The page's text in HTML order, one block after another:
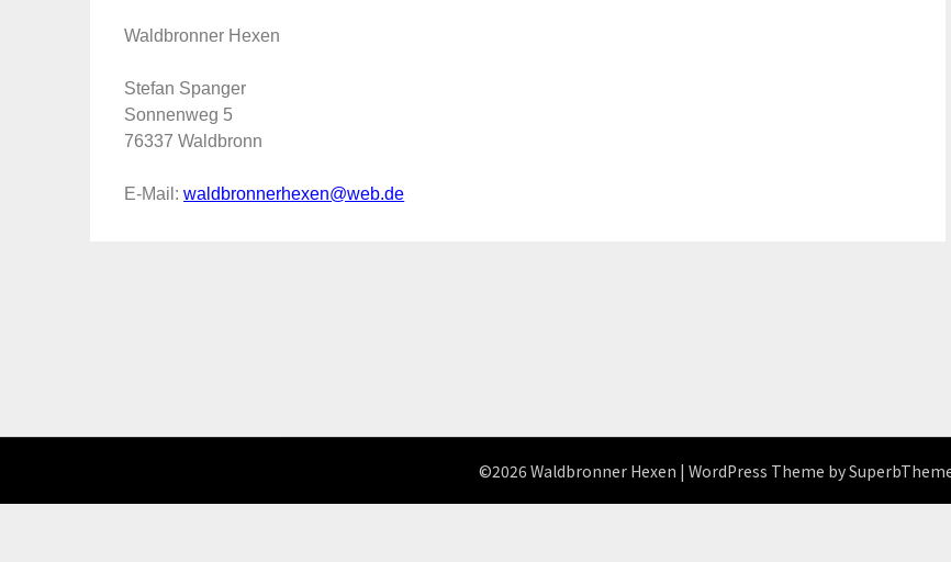
Waldbronner Hexen
Stefan Spanger
Sonnenweg 5
76337 Waldbronn
E-Mail:waldbronnerhexen@web.de
©2026 Waldbronner Hexen | WordPress Theme by